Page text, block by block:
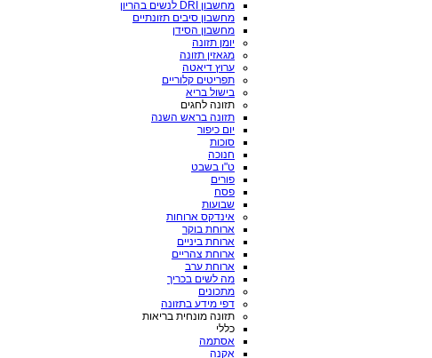
מחשבון DRI לנשים בהריון
מחשבון סיבים תזונתיים
מחשבון הסידן
יומן תזונה
מגאזין תזונה
ערוץ דיאטה
תפריטים קלוריים
בישול בריא
תזונה לחגים
תזונה בראש השנה
יום כיפור
סוכות
חנוכה
ט"ו בשבט
פורים
פסח
שבועות
אינדקס ארוחות
ארוחת בוקר
ארוחת ביניים
ארוחת צהריים
ארוחת ערב
מה לשים בכריך
מתכונים
דפי מידע בתזונה
תזונה מונחית בריאות
כללי
אסתמה
אקנה